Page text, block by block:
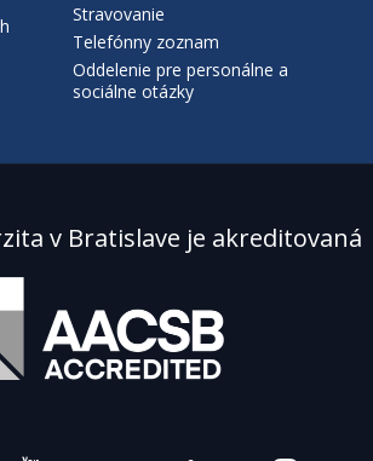
Stravovanie
Telefónny zoznam
Oddelenie pre personálne a
sociálne otázky
v Bratislave je akreditovaná